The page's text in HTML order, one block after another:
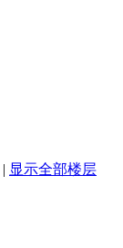
| 显示全部楼层